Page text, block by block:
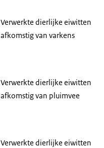
Verwerkte dierlijke eiwitten
afkomstig van varkens
Verwerkte dierlijke eiwitten
afkomstig van pluimvee
Verwerkte dierlijke eiwitten